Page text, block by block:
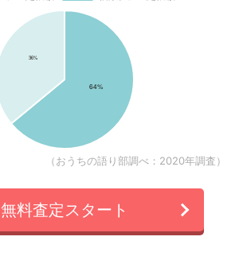
（おうちの語り部調べ：2020年調査）
無料査定スタート